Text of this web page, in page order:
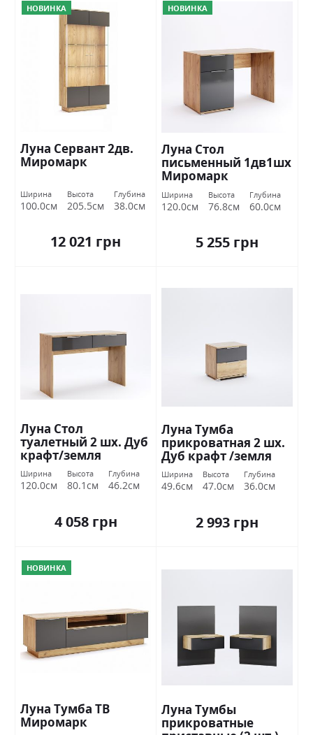
НОВИНКА
Луна Сервант 2дв.
Миромарк
Ширина
100.0см
Высота
205.5см
Глубина
38.0см
12 021 грн
НОВИНКА
Луна Стол
письменный 1дв1шх
Миромарк
Ширина
120.0см
Высота
76.8см
Глубина
60.0см
5 255 грн
Луна Стол
туалетный 2 шх. Дуб
крафт/земля
Миромарк
Ширина
120.0см
Высота
80.1см
Глубина
46.2см
4 058 грн
Луна Тумба
прикроватная 2 шх.
Дуб крафт /земля
Миромарк
Ширина
49.6см
Высота
47.0см
Глубина
36.0см
2 993 грн
НОВИНКА
Луна Тумба ТВ
Миромарк
Луна Тумбы
прикроватные